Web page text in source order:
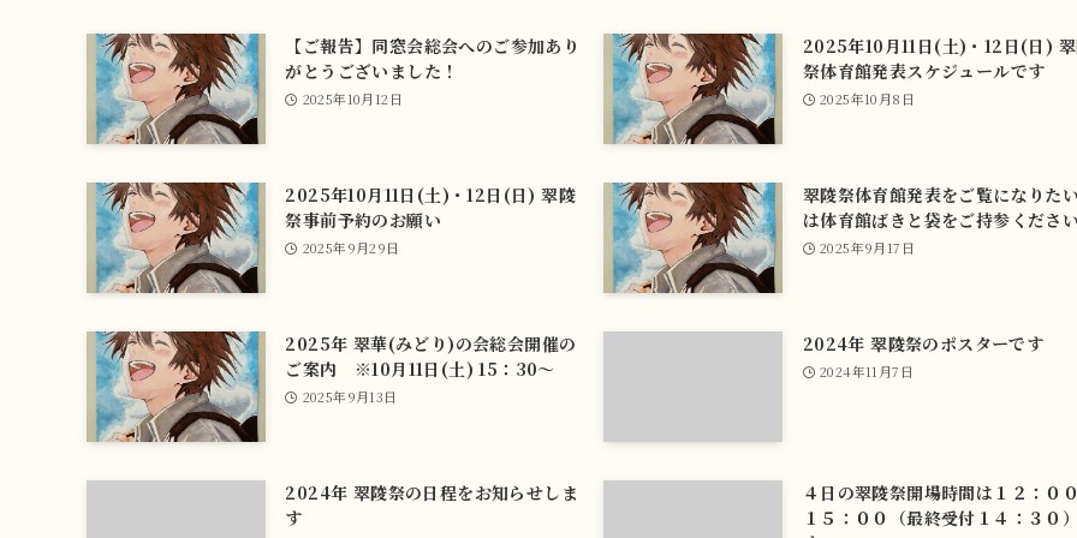
【ご報告】同窓会総会へのご参加あり
がとうございました！
2025年10月12日
2025年10月11日(土)・12日(日)
祭体育館発表スケジュールです
2025年10月8日
2025年10月11日(土)・12日(日) 翠陵
祭事前予約のお願い
2025年9月29日
翠陵祭体育館発表をご覧になりた
は体育館ばきと袋をご持参ください
2025年9月17日
2025年 翠華(みどり)の会総会開催の
ご案内 ※10月11日(土) 15：30～
2025年9月13日
2024年 翠陵祭のポスターです
2024年11月7日
2024年 翠陵祭の日程をお知らせしま
す
４日の翠陵祭開場時間は１２：０
１５：００（最終受付１４：３０